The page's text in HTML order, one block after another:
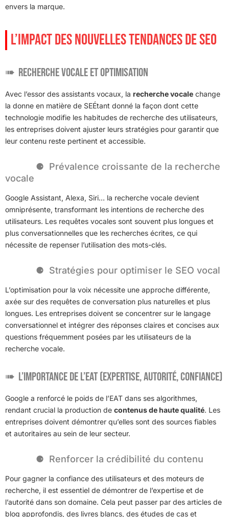
envers la marque.
L’IMPACT DES NOUVELLES TENDANCES DE SEO
Recherche vocale et optimisation
Avec l’essor des assistants vocaux, la recherche vocale change
la donne en matière de SEÉtant donné la façon dont cette
technologie modifie les habitudes de recherche des utilisateurs,
les entreprises doivent ajuster leurs stratégies pour garantir que
leur contenu reste pertinent et accessible.
Prévalence croissante de la recherche
vocale
Google Assistant, Alexa, Siri… la recherche vocale devient
omniprésente, transformant les intentions de recherche des
utilisateurs. Les requêtes vocales sont souvent plus longues et
plus conversationnelles que les recherches écrites, ce qui
nécessite de repenser l’utilisation des mots-clés.
Stratégies pour optimiser le SEO vocal
L’optimisation pour la voix nécessite une approche différente,
axée sur des requêtes de conversation plus naturelles et plus
longues. Les entreprises doivent se concentrer sur le langage
conversationnel et intégrer des réponses claires et concises aux
questions fréquemment posées par les utilisateurs de la
recherche vocale.
L’importance de l’EAT (Expertise, Autorité, Confiance)
Google a renforcé le poids de l’EAT dans ses algorithmes,
rendant crucial la production de contenus de haute qualité. Les
entreprises doivent démontrer qu’elles sont des sources fiables
et autoritaires au sein de leur secteur.
Renforcer la crédibilité du contenu
Pour gagner la confiance des utilisateurs et des moteurs de
recherche, il est essentiel de démontrer de l’expertise et de
l’autorité dans son domaine. Cela peut passer par des articles de
blog approfondis, des livres blancs, des études de cas et